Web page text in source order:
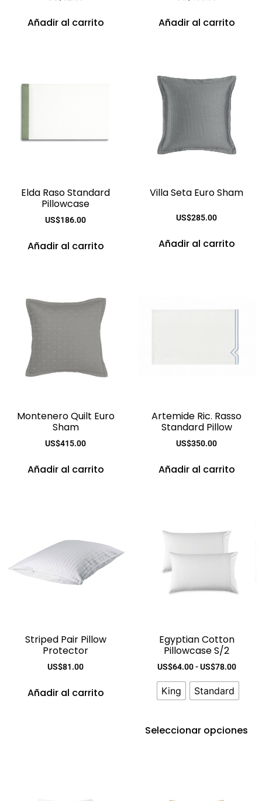
Añadir al carrito Añadir al carrito
Elda Raso Standard
Pillowcase
US$186.00
Añadir al carrito
Villa Seta Euro Sham
US$285.00
Añadir al carrito
Montenero Quilt Euro
Sham
US$415.00
Añadir al carrito
Artemide Ric. Rasso
Standard Pillow
US$350.00
Añadir al carrito
Striped Pair Pillow
Protector
US$81.00
Añadir al carrito
Egyptian Cotton
Pillowcase S/2
US$64.00 - US$78.00
King Standard
Seleccionar opciones